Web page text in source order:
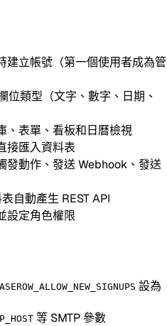
建立帳號（第一個使用者成為管
類型（文字、數字、日期、
、表單、看板和日曆檢視
接匯入資料表
發動作、發送 Webhook、發送
自動產生 REST API
設定角色權限
設為
等 SMTP 參數